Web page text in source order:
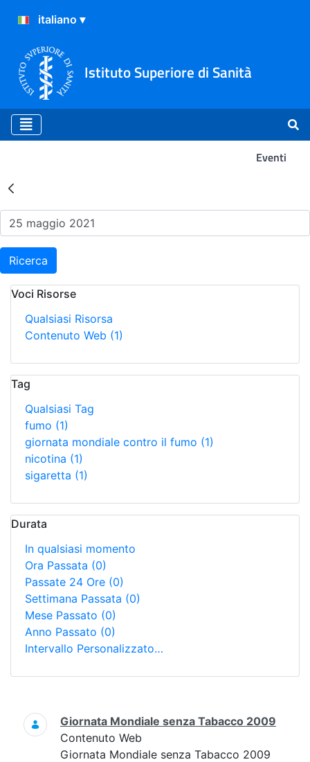
Istituto Superiore di Sanità
Eventi
Risultati della Ricerca -
Ricerca
Voci Risorse
Qualsiasi Risorsa
Contenuto Web (1)
Tag
Qualsiasi Tag
fumo (1)
giornata mondiale contro il fumo (1)
nicotina (1)
sigaretta (1)
Durata
In qualsiasi momento
Ora Passata (0)
Passate 24 Ore (0)
Settimana Passata (0)
Mese Passato (0)
Anno Passato (0)
Intervallo Personalizzato…
Ricerca
Giornata Mondiale senza Tabacco 2009
Contenuto Web
Giornata Mondiale senza Tabacco 2009